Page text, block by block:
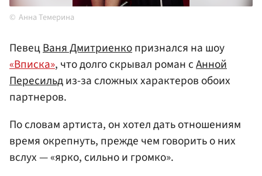
Анна Темерина
ПевецВаня Дмитриенкопризнался на шоу
«Вписка», что долго скрывал роман сАнной
Пересильдиз-за сложных характеров обоих
партнеров.
По словам артиста, он хотел дать отношениям
время окрепнуть, прежде чем говорить о них
вслух — «ярко, сильно и громко».